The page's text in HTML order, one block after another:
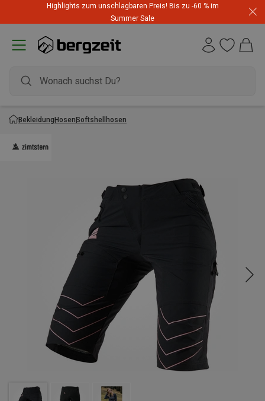
Highlights zum unschlagbaren Preis! Bis zu -60 % im
Summer Sale
BekleidungHosenSoftshellhosen